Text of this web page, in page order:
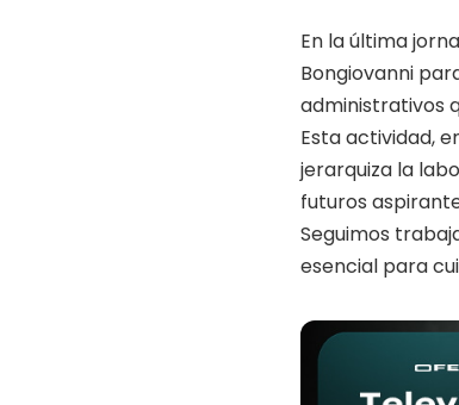
En la última
Bongiovanni
administrativos
Esta actividad,
jerarquiza la
futuros
Seguimos
esencial para